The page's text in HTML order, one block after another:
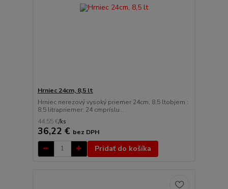
Hrniec 24cm, 8,5 lt
Hrniec nerezový vysoký priemer 24cm, 8,5 ltobjem :
8,5 litrapriemer: 24 cmpríslu...
44,55 €/ks
36,22 € bez DPH
Pridať do košíka